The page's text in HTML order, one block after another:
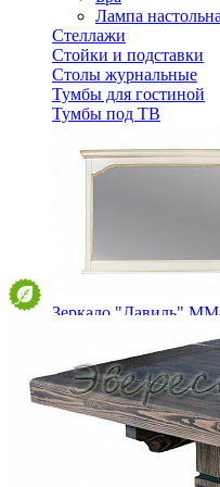
Лампа
Стеллажи
Стойки и подставки
Столы журнальные
Тумбы для гостиной
Тумбы под ТВ
Зеркало "Давиль"
В корзину
Спальня
Деревянные кровати
Кровати
Кровати
Кровати